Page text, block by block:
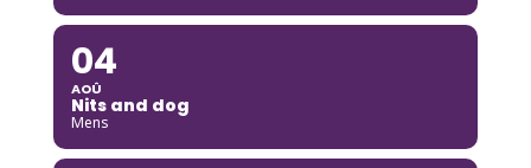
04
AOÛ
Nits and dog
Mens